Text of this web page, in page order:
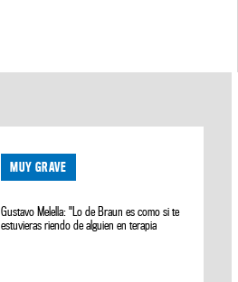
MUY GRAVE
Gustavo Melella: "Lo de Braun es como si te
estuvieras riendo de alguien en terapia